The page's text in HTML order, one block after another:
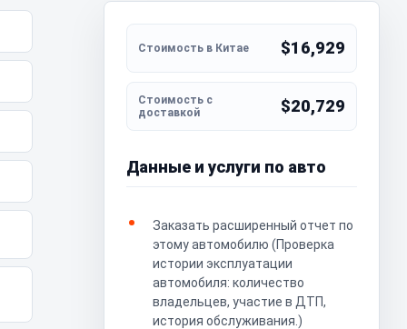
$16,929
$20,729
Данные и услуги по авто
Заказать расширенный отчет по
этому автомобилю (Проверка
истории эксплуатации
автомобиля: количество
владельцев, участие в ДТП,
история обслуживания.)